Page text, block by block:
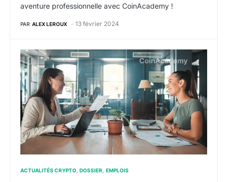
aventure professionnelle avec CoinAcademy !
PAR ALEX LEROUX 13 février 2024
Offres d’emploi web3 crypto de la semaine du 5
ACTUALITÉS CRYPTO DOSSIER EMPLOIS